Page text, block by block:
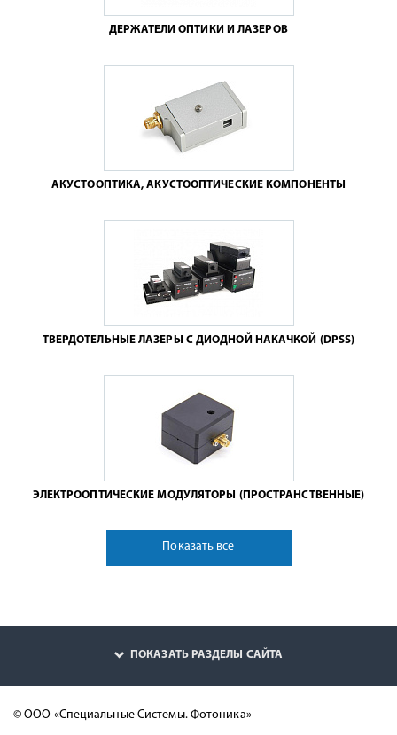
ДЕРЖАТЕЛИ ОПТИКИ И ЛАЗЕРОВ
АКУСТООПТИКА, АКУСТООПТИЧЕСКИЕ КОМПОНЕНТЫ
ТВЕРДОТЕЛЬНЫЕ ЛАЗЕРЫ С ДИОДНОЙ НАКАЧКОЙ (DPSS)
ЭЛЕКТРООПТИЧЕСКИЕ МОДУЛЯТОРЫ (ПРОСТРАНСТВЕННЫЕ)
Показать все
ПОКАЗАТЬ РАЗДЕЛЫ САЙТА
© ООО «Специальные Системы. Фотоника»